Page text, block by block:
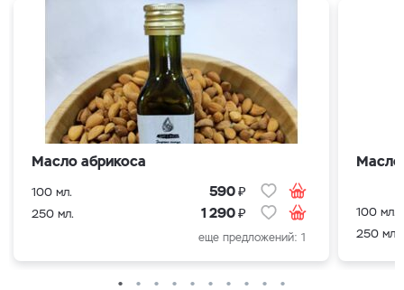
Масло абрикоса
100 мл. 590₽
250 мл. 1 290₽
еще предложений: 1
Масло
100 мл.
250 мл.